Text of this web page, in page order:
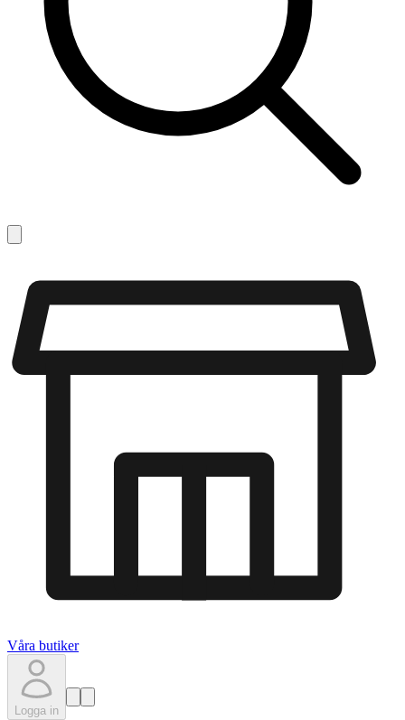
Våra butiker
Logga in